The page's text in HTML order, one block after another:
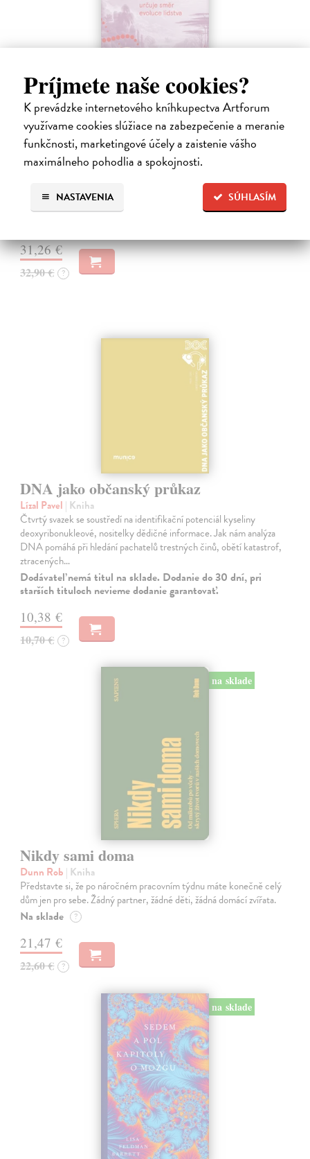
Príjmete naše cookies?
K prevádzke internetového kníhkupectva Artforum
využívame cookies slúžiace na zabezpečenie a meranie
funkčnosti, marketingové účely a zaistenie vášho
maximálneho pohodlia a spokojnosti.
SÚHLASÍM
NASTAVENIA
Eva
Bohannon Cat| Kniha
sleduje strhující příběh vývoje ženského těla od prvních savců po
31,26 €
32,90 € ?
DNA jako občanský průkaz
Lízal Pavel | Kniha
Čtvrtý svazek se soustředí na identifikační potenciál kyseliny
deoxyribonukleové, nositelky dědičné informace. Jak nám analýza
DNA pomáhá při hledání pachatelů trestných činů, obětí katastrof,
ztracených…
Dodávateľ nemá titul na sklade. Dodanie do 30 dní, pri
starších tituloch nevieme dodanie garantovať.
10,38 €
10,70 € ?
na sklade
Nikdy sami doma
Dunn Rob | Kniha
Představte si, že po náročném pracovním týdnu máte konečně celý
dům jen pro sebe. Žádný partner, žádné děti, žádná domácí zvířata.
Na sklade ?
21,47 €
22,60 € ?
na sklade